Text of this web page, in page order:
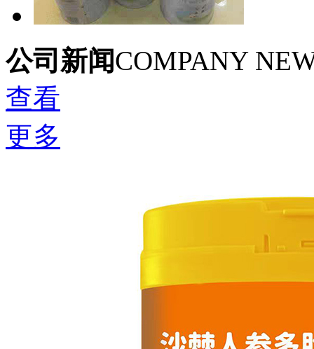
公司新闻COMPANY
查看
更多